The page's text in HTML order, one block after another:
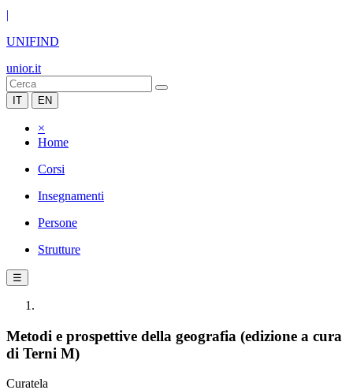
|
UNIFIND
unior.it
IT EN
×
Home
Corsi
Insegnamenti
Persone
Strutture
☰
Metodi e prospettive della geografia (edizione a cura
di Terni M)
Curatela